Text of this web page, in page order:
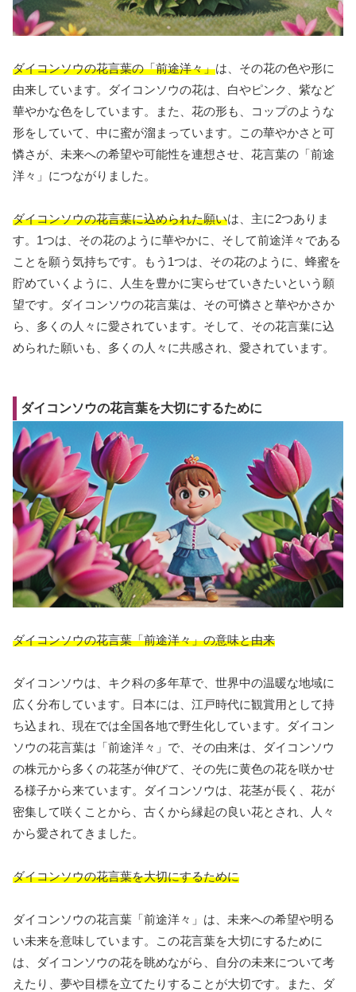
ダイコンソウの花言葉の「前途洋々」は、その花の色や形に
由来しています。ダイコンソウの花は、白やピンク、紫など
華やかな色をしています。また、花の形も、コップのような
形をしていて、中に蜜が溜まっています。この華やかさと可
憐さが、未来への希望や可能性を連想させ、花言葉の「前途
洋々」につながりました。
ダイコンソウの花言葉に込められた願いは、主に2つありま
す。1つは、その花のように華やかに、そして前途洋々である
ことを願う気持ちです。もう1つは、その花のように、蜂蜜を
貯めていくように、人生を豊かに実らせていきたいという願
望です。ダイコンソウの花言葉は、その可憐さと華やかさか
ら、多くの人々に愛されています。そして、その花言葉に込
められた願いも、多くの人々に共感され、愛されています。
ダイコンソウの花言葉を大切にするために
ダイコンソウの花言葉「前途洋々」の意味と由来
ダイコンソウは、キク科の多年草で、世界中の温暖な地域に
広く分布しています。日本には、江戸時代に観賞用として持
ち込まれ、現在では全国各地で野生化しています。ダイコン
ソウの花言葉は「前途洋々」で、その由来は、ダイコンソウ
の株元から多くの花茎が伸びて、その先に黄色の花を咲かせ
る様子から来ています。ダイコンソウは、花茎が長く、花が
密集して咲くことから、古くから縁起の良い花とされ、人々
から愛されてきました。
ダイコンソウの花言葉を大切にするために
ダイコンソウの花言葉「前途洋々」は、未来への希望や明る
い未来を意味しています。この花言葉を大切にするために
は、ダイコンソウの花を眺めながら、自分の未来について考
えたり、夢や目標を立てたりすることが大切です。また、ダ